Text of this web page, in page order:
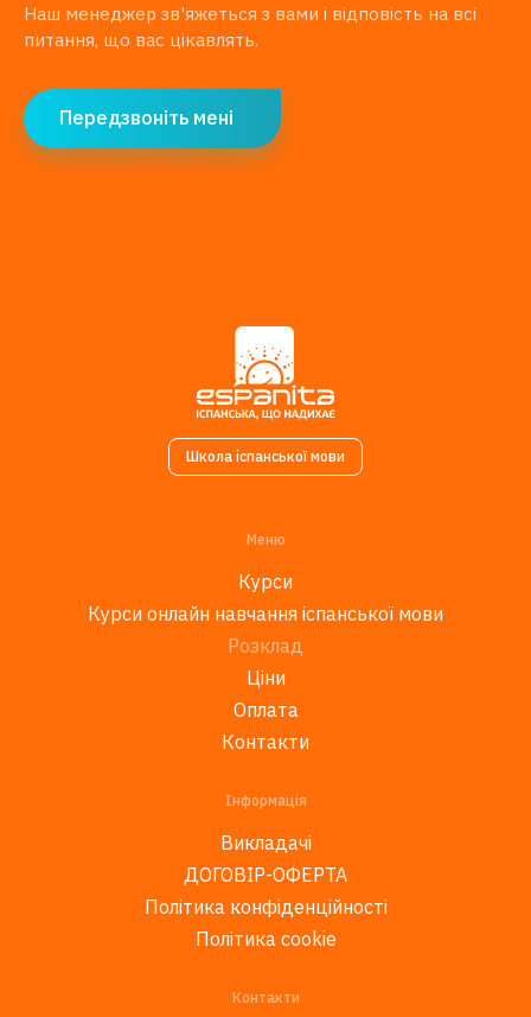
Наш менеджер зв'яжеться з вами і відповість на всі
питання, що вас цікавлять.
Передзвоніть мені
Школа іспанської мови
Меню
Курси
Курси онлайн навчання іспанської мови
Розклад
Ціни
Оплата
Контакти
Інформація
Викладачі
ДОГОВІР-ОФЕРТА
Політика конфіденційності
Політика cookie
Контакти